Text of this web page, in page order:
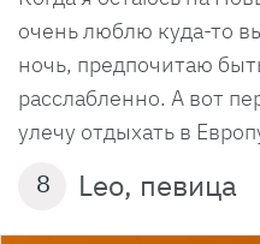
очень люблю куда-то
ночь, предпочитаю
расслабленно. А вот
улечу отдыхать в
8 Leo, певица